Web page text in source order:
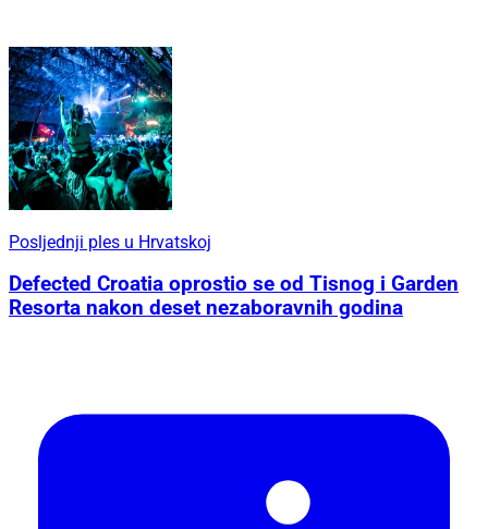
Posljednji ples u Hrvatskoj
Defected Croatia oprostio se od Tisnog i Garden
Resorta nakon deset nezaboravnih godina